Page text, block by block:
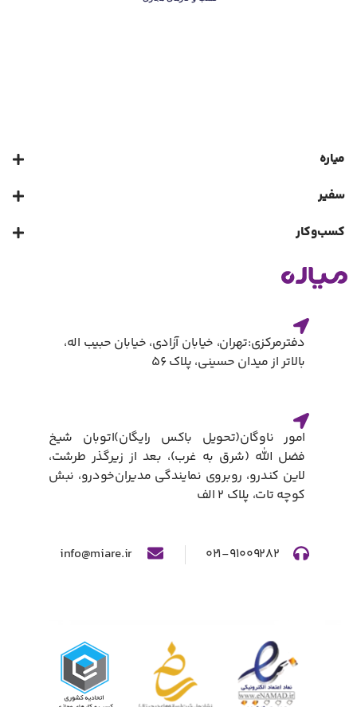
میاره
سفیر
کسب‌و‌کار
دفترمرکزی:تهران، خیابان آزادی، خیابان حبیب اله،
بالاتر از میدان حسینی، پلاک ۵۶
امور ناوگان(تحویل باکس رایگان)​اتوبان شیخ
فضل الله (شرق به غرب)، بعد از زیرگذر طرشت،
لاین کندرو، روبروی نمایندگی مدیران‌خودرو، نبش
کوچه تات، پلاک ۲ الف​
۰۲۱-۹۱۰۰۹۲۸۲ info@miare.ir